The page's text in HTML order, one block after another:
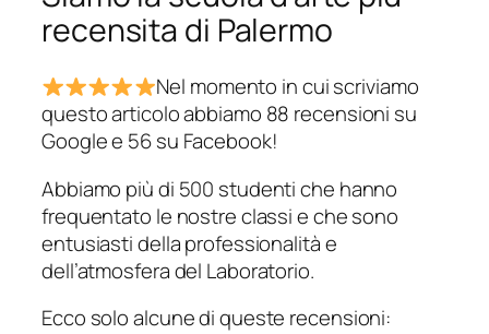
recensita di Palermo
Nel momento in cui scriviamo
questo articolo abbiamo 88 recensioni su
Google e 56 su Facebook!
Abbiamo più di 500 studenti che hanno
frequentato le nostre classi e che sono
entusiasti della professionalità e
dell’atmosfera del Laboratorio.
Ecco solo alcune di queste recensioni: